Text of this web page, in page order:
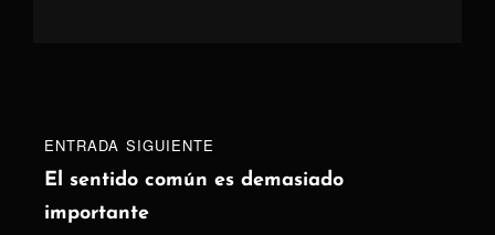
Navegación
de
entradas
Entrada
siguiente
ENTRADA SIGUIENTE
El sentido común es demasiado
importante